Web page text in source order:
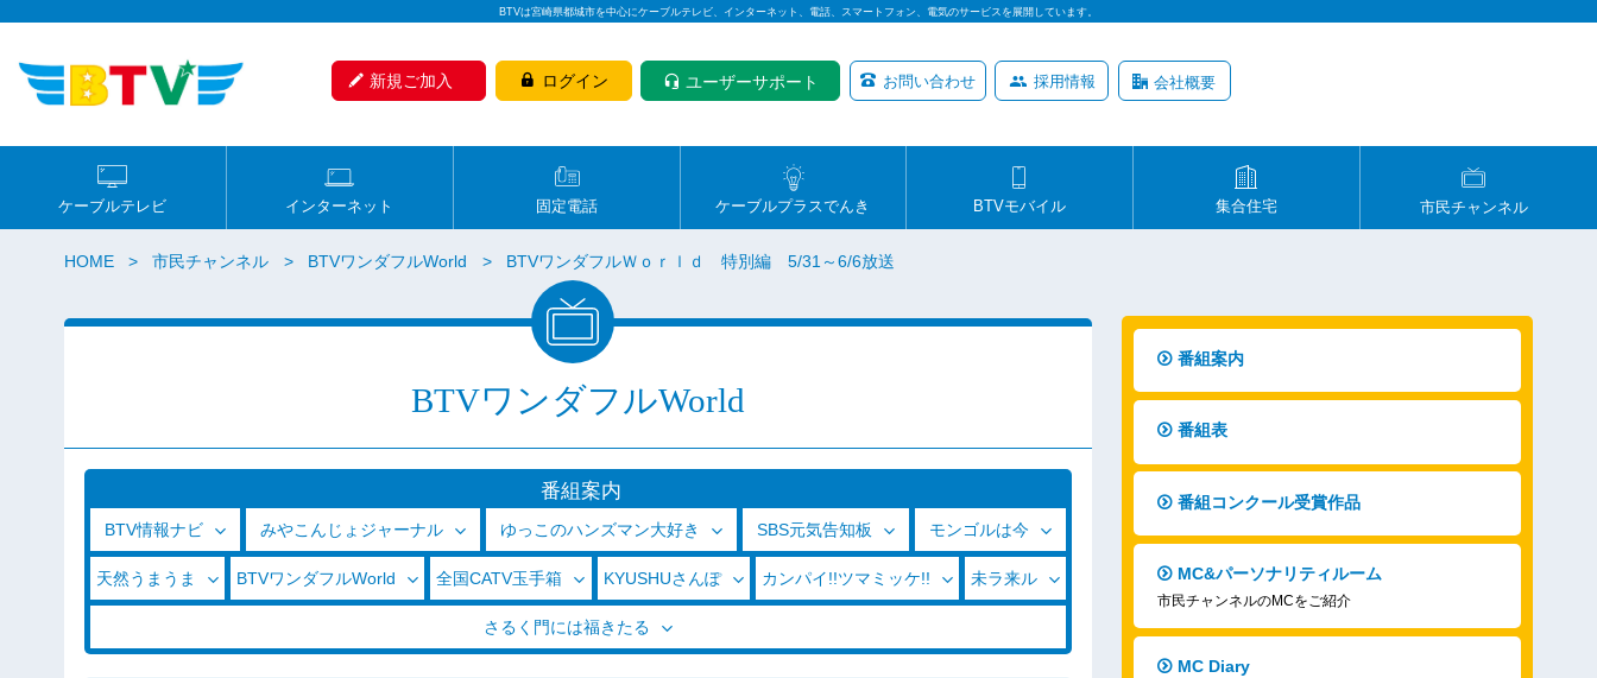
BTVは宮崎県都城市を中心にケーブルテレビ、インターネット、電話、スマートフォン、電気のサービスを展開しています。
新規ご加入 ログイン ユーザーサポート お問い合わせ 採用情報 会社概要
ケーブルテレビ インターネット 固定電話 ケーブルプラスでんき BTVモバイル 集合住宅 市民チャンネル
HOME 市民チャンネル BTVワンダフルWorld BTVワンダフルＷｏｒｌｄ 特別編 5/31～6/6放送
BTVワンダフルWorld
番組案内
BTV情報ナビ みやこんじょジャーナル ゆっこのハンズマン大好き SBS元気告知板 モンゴルは今
天然うまうま BTVワンダフルWorld 全国CATV玉手箱 KYUSHUさんぽ カンパイ!!ツマミッケ!! 未ラ来ル
さるく門には福きたる
番組案内
番組表
番組コンクール受賞作品
MC&パーソナリティルーム
市民チャンネルのMCをご紹介
MC Diary